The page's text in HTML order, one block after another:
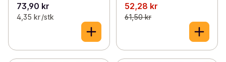
73,90 kr
4,35 kr /stk
52,28 kr
61,50 kr